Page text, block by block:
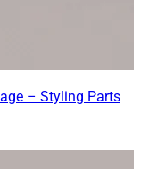
– Styling Parts